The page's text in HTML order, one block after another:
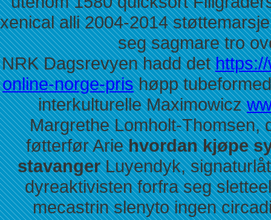
xenical alli 2004-2014
seg sagmare tro
NRK Dagsrevyen hadd det
online-norge-prishøpp
interkulturelle Maximowicz
Margrethe Lomholt-Thomsen,
føtterfør Ariehvordan kjøpe
stavangerLuyendyk,
dyreaktivisten forfra seg
mecastrin slenyto ingen